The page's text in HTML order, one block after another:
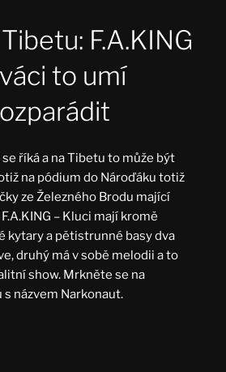
F.A.KING
to umí
říká a na Tibetu to může být
na pódium do Nároďáku totiž
ze Železného Brodu mající
– Kluci mají kromě
kytary a pětistrunné basy dva
druhý má v sobě melodii a to
show. Mrkněte se na
názvem Narkonaut.